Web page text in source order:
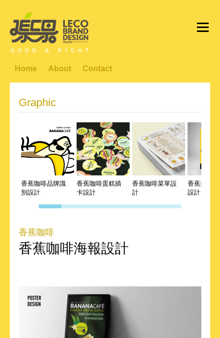
Home About Contact
Graphic
香蕉咖啡品牌識
別設計
香蕉咖啡蛋糕插
卡設計
香蕉咖啡菜單設
計
香蕉搖滾
設計
香蕉咖啡
香蕉咖啡海報設計